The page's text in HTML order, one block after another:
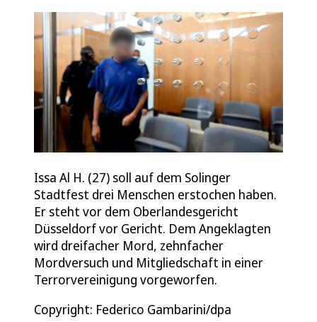
Issa Al H. (27) soll auf dem Solinger
Stadtfest drei Menschen erstochen haben.
Er steht vor dem Oberlandesgericht
Düsseldorf vor Gericht. Dem Angeklagten
wird dreifacher Mord, zehnfacher
Mordversuch und Mitgliedschaft in einer
Terrorvereinigung vorgeworfen.
Copyright: Federico Gambarini/dpa